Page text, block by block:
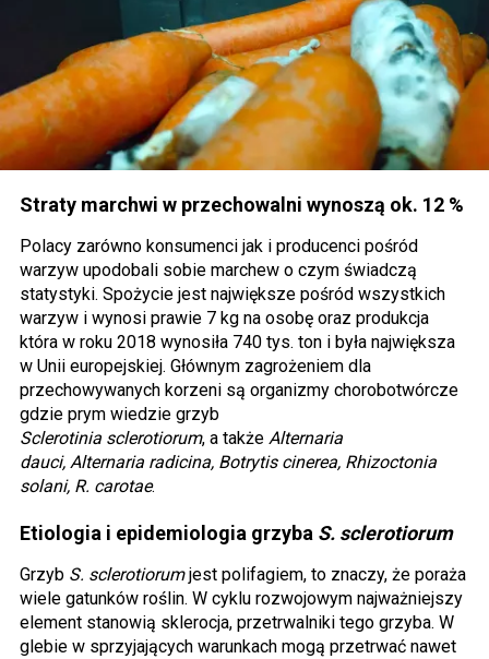
Straty marchwi w przechowalni wynoszą ok. 12 %
Polacy zarówno konsumenci jak i producenci pośród
warzyw upodobali sobie marchew o czym świadczą
statystyki. Spożycie jest największe pośród wszystkich
warzyw i wynosi prawie 7 kg na osobę oraz produkcja
która w roku 2018 wynosiła 740 tys. ton i była największa
w Unii europejskiej. Głównym zagrożeniem dla
przechowywanych korzeni są organizmy chorobotwórcze
gdzie prym wiedzie grzyb
Sclerotinia sclerotiorum, a także Alternaria
dauci, Alternaria radicina, Botrytis cinerea, Rhizoctonia
solani, R. carotae.
Etiologia i epidemiologia grzyba S. sclerotiorum
Grzyb S. sclerotiorumjest polifagiem, to znaczy, że poraża
wiele gatunków roślin. W cyklu rozwojowym najważniejszy
element stanowią sklerocja, przetrwalniki tego grzyba. W
glebie w sprzyjających warunkach mogą przetrwać nawet